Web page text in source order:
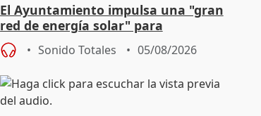
El Ayuntamiento impulsa una "gran
red de energía solar" para
autoconsumo
Sonido Totales 05/08/2026